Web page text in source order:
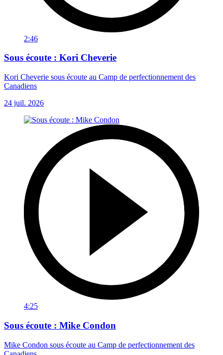
2:46
Sous écoute : Kori Cheverie
Kori Cheverie sous écoute au Camp de perfectionnement des
Canadiens
24 juil. 2026
4:25
Sous écoute : Mike Condon
Mike Condon sous écoute au Camp de perfectionnement des